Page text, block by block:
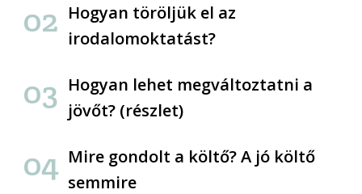
Hogyan töröljük el az
irodalomoktatást?
Hogyan lehet megváltoztatni a
jövőt? (részlet)
Mire gondolt a költő? A jó költő
semmire